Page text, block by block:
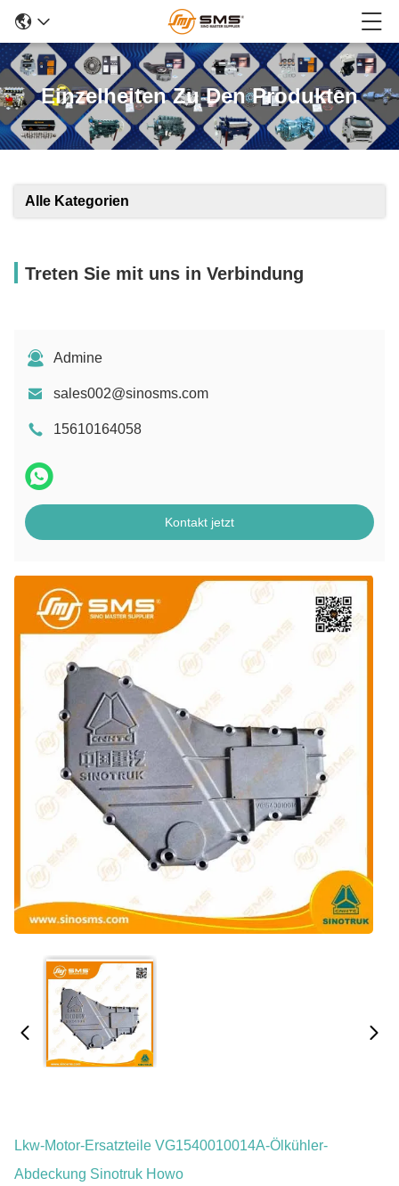
Einzelheiten Zu Den Produkten
Alle Kategorien
Treten Sie mit uns in Verbindung
Admine
sales002@sinosms.com
15610164058
Kontakt jetzt
Lkw-Motor-Ersatzteile VG1540010014A-Ölkühler-
Abdeckung Sinotruk Howo